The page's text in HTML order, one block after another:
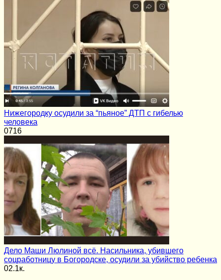
Нижегородку осудили за “пьяное” ДТП с гибелью
человека
0716
Дело Маши Люлиной всё. Насильника, убившего
соцработницу в Богородске, осудили за убийство ребенка
02.1к.